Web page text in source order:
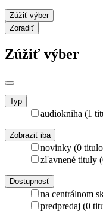
Zúžiť výber
Zoradiť
Zúžiť výber
Typ
audiokniha (1
Zobraziť iba
novinky (0
zľavnené tituly
Dostupnosť
na centrálnom
predpredaj (0